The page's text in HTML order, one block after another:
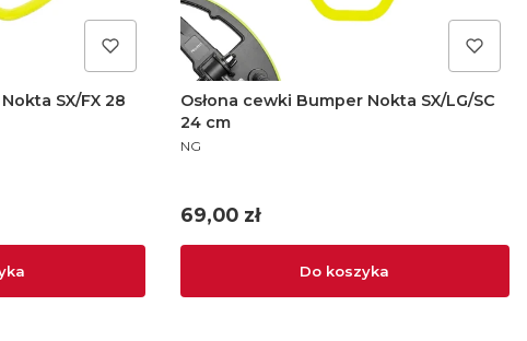
SX/FX 28
Osłona cewki Bumper Nokta SX/LG/SC
24 cm
PRODUCENT
NG
Cena
69,00 zł
Do koszyka